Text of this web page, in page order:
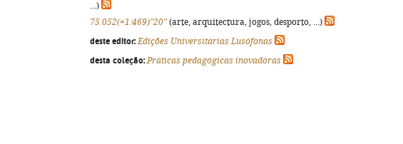
...)
75.052(=1:469)"20"(arte, arquitectura, jogos, desporto, ...)
deste editor: Edições Universitárias Lusófonas
desta coleção: Práticas pedagógicas inovadoras